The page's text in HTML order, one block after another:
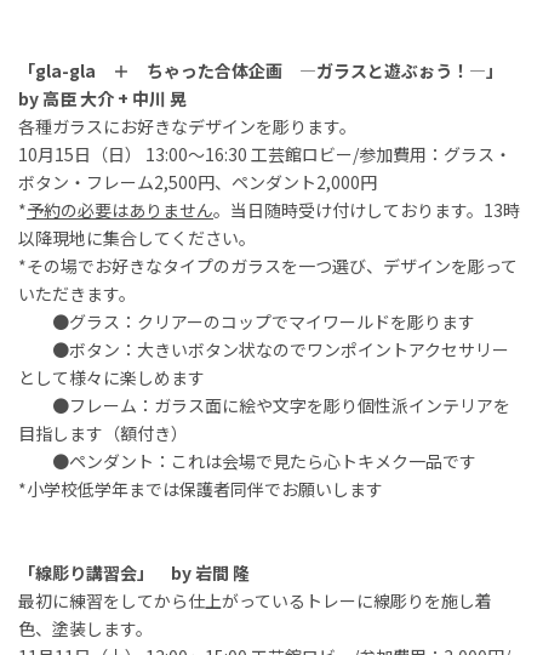
「gla-gla ＋ ちゃった合体企画 ―ガラスと遊ぶぉう！―」
by 高臣 大介 + 中川 晃
各種ガラスにお好きなデザインを彫ります。
10月15日（日） 13:00～16:30 工芸館ロビー/参加費用：グラス・
ボタン・フレーム2,500円、ペンダント2,000円
*予約の必要はありません。当日随時受け付けしております。13時
以降現地に集合してください。
*その場でお好きなタイプのガラスを一つ選び、デザインを彫って
いただきます。
●グラス：クリアーのコップでマイワールドを彫ります
●ボタン：大きいボタン状なのでワンポイントアクセサリー
として様々に楽しめます
●フレーム：ガラス面に絵や文字を彫り個性派インテリアを
目指します（額付き）
●ペンダント：これは会場で見たら心トキメク一品です
*小学校低学年までは保護者同伴でお願いします
「線彫り講習会」 by 岩間 隆
最初に練習をしてから仕上がっているトレーに線彫りを施し着
色、塗装します。